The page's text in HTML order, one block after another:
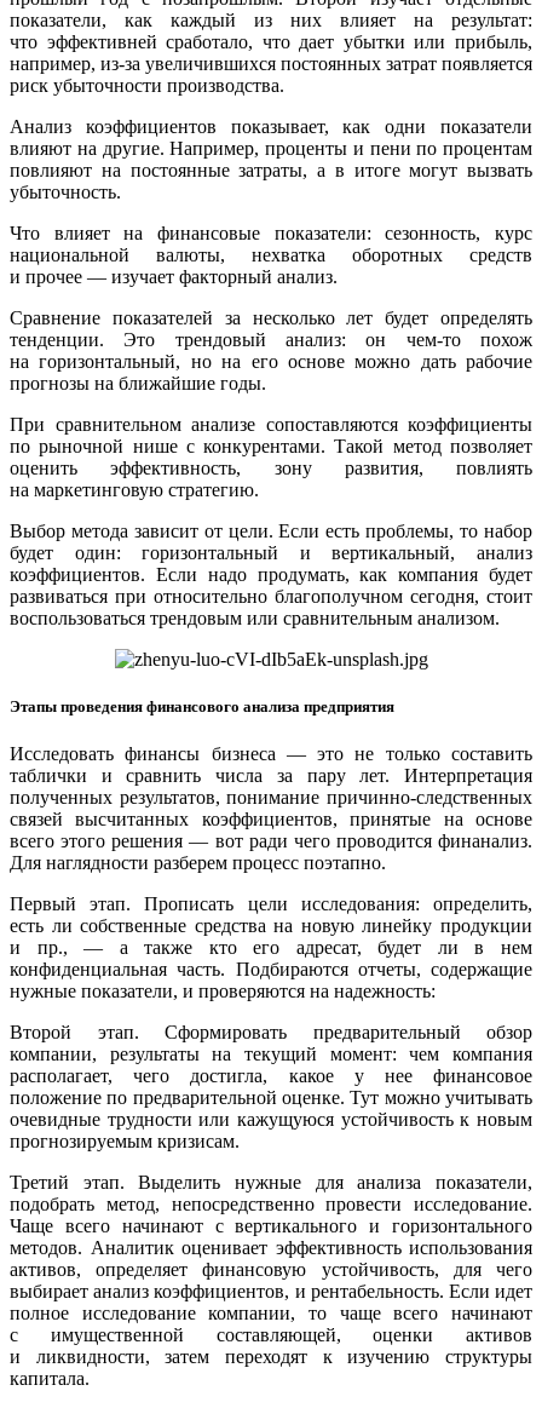
показатели, как каждый из них влияет на результат:
что эффективней сработало, что дает убытки или прибыль,
например, из-за увеличившихся постоянных затрат появляется
риск убыточности производства.
Анализ коэффициентов показывает, как одни показатели
влияют на другие. Например, проценты и пени по процентам
повлияют на постоянные затраты, а в итоге могут вызвать
убыточность.
Что влияет на финансовые показатели: сезонность, курс
национальной валюты, нехватка оборотных средств
и прочее — изучает факторный анализ.
Сравнение показателей за несколько лет будет определять
тенденции. Это трендовый анализ: он чем-то похож
на горизонтальный, но на его основе можно дать рабочие
прогнозы на ближайшие годы.
При сравнительном анализе сопоставляются коэффициенты
по рыночной нише с конкурентами. Такой метод позволяет
оценить эффективность, зону развития, повлиять
на маркетинговую стратегию.
Выбор метода зависит от цели. Если есть проблемы, то набор
будет один: горизонтальный и вертикальный, анализ
коэффициентов. Если надо продумать, как компания будет
развиваться при относительно благополучном сегодня, стоит
воспользоваться трендовым или сравнительным анализом.
Этапы проведения финансового анализа предприятия
Исследовать финансы бизнеса — это не только составить
таблички и сравнить числа за пару лет. Интерпретация
полученных результатов, понимание причинно-следственных
связей высчитанных коэффициентов, принятые на основе
всего этого решения — вот ради чего проводится финанализ.
Для наглядности разберем процесс поэтапно.
Первый этап. Прописать цели исследования: определить,
есть ли собственные средства на новую линейку продукции
и пр., — а также кто его адресат, будет ли в нем
конфиденциальная часть. Подбираются отчеты, содержащие
нужные показатели, и проверяются на надежность:
Второй этап. Сформировать предварительный обзор
компании, результаты на текущий момент: чем компания
располагает, чего достигла, какое у нее финансовое
положение по предварительной оценке. Тут можно учитывать
очевидные трудности или кажущуюся устойчивость к новым
прогнозируемым кризисам.
Третий этап. Выделить нужные для анализа показатели,
подобрать метод, непосредственно провести исследование.
Чаще всего начинают с вертикального и горизонтального
методов. Аналитик оценивает эффективность использования
активов, определяет финансовую устойчивость, для чего
выбирает анализ коэффициентов, и рентабельность. Если идет
полное исследование компании, то чаще всего начинают
с имущественной составляющей, оценки активов
и ликвидности, затем переходят к изучению структуры
капитала.